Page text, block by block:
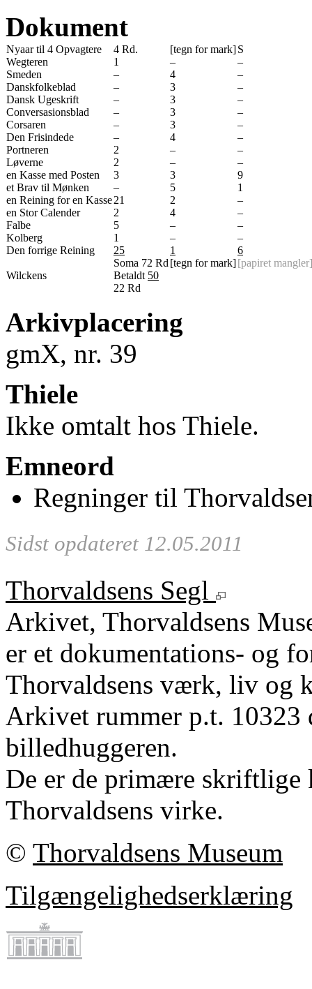
Dokument
Nyaar til 4 Opvagtere
Wegteren
Smeden
Danskfolkeblad
Dansk Ugeskrift
Conversasionsblad
Corsaren
Den Frisindede
Portneren
Løverne
en Kasse med Posten
et Brav til Mønken
en Reining for en Kasse
en Stor Calender
Falbe
Kolberg
Den forrige Reining
Wilckens
4 Rd.
1
–
–
–
–
–
–
2
2
3
–
21
2
5
1
25
Soma 72 Rd
Betaldt 50
22 Rd
[tegn for mark]
–
4
3
3
3
3
4
–
–
3
5
2
4
–
–
1
[tegn for mark]
S
–
–
–
–
–
–
–
–
–
9
1
–
–
–
–
6
[papiret mangler]
Arkivplacering
gmX, nr. 39
Thiele
Ikke omtalt hos Thiele.
Emneord
Regninger til
Sidst opdateret 12.05.2011
Thorvaldsens Segl
Arkivet, Thorvaldsens
er et dokumentations- og
Thorvaldsens værk, liv og
Arkivet rummer p.t.
billedhuggeren.
De er de primære
Thorvaldsens virke.
© Thorvaldsens Museum
Tilgængelighedserklæring